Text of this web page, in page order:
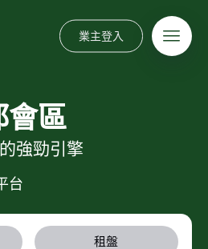
業主登入
會區
強勁引擎
台
租盤